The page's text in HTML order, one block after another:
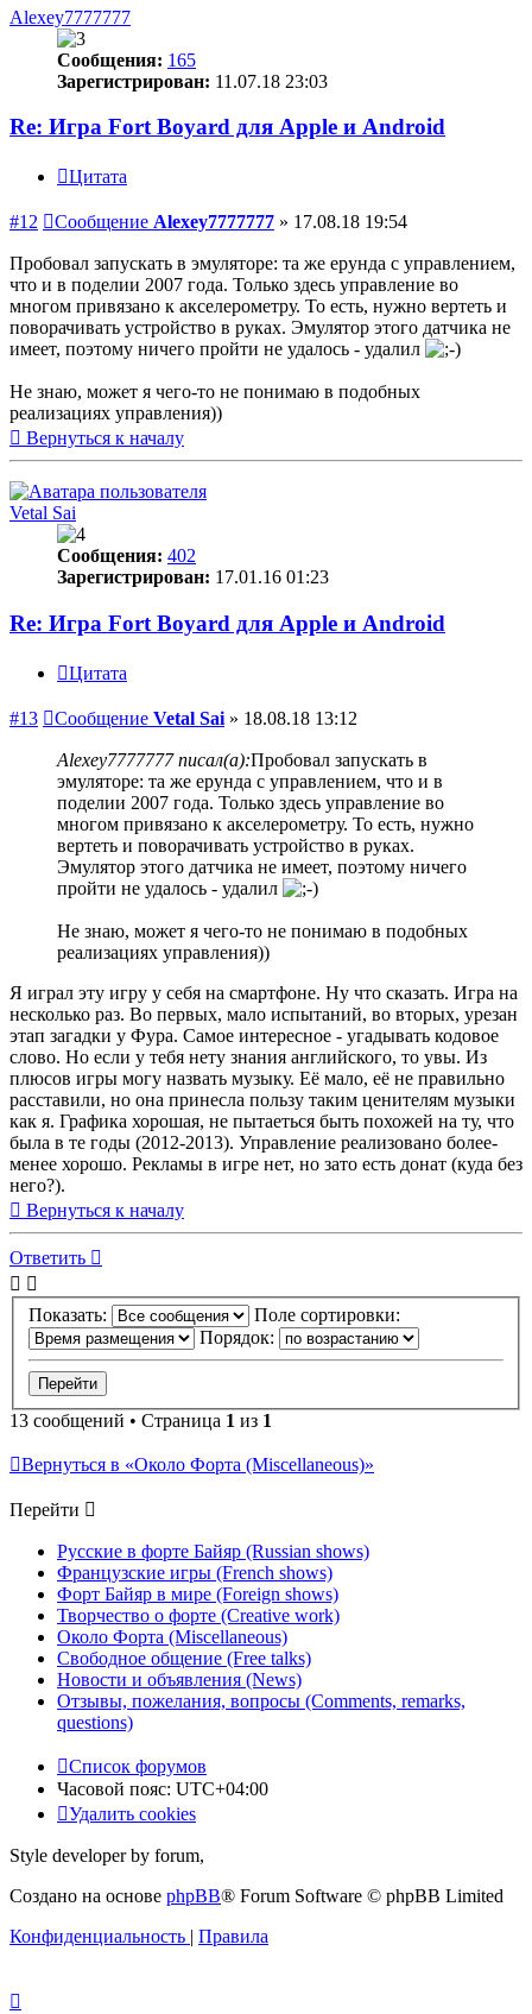
Alexey7777777
Сообщения: 165
Зарегистрирован: 11.07.18 23:03
Re: Игра Fort Boyard для Apple и Android
Цитата
#12 Сообщение Alexey7777777 » 17.08.18 19:54
Пробовал запускать в эмуляторе: та же ерунда с управлением,
что и в поделии 2007 года. Только здесь управление во
многом привязано к акселерометру. То есть, нужно вертеть и
поворачивать устройство в руках. Эмулятор этого датчика не
имеет, поэтому ничего пройти не удалось - удалил
Не знаю, может я чего-то не понимаю в подобных
реализациях управления))
Вернуться к началу
Vetal Sai
Сообщения: 402
Зарегистрирован: 17.01.16 01:23
Re: Игра Fort Boyard для Apple и Android
Цитата
#13 Сообщение Vetal Sai » 18.08.18 13:12
Alexey7777777 писал(а):Пробовал запускать в
эмуляторе: та же ерунда с управлением, что и в
поделии 2007 года. Только здесь управление во
многом привязано к акселерометру. То есть, нужно
вертеть и поворачивать устройство в руках.
Эмулятор этого датчика не имеет, поэтому ничего
пройти не удалось - удалил
Не знаю, может я чего-то не понимаю в подобных
реализациях управления))
Я играл эту игру у себя на смартфоне. Ну что сказать. Игра на
несколько раз. Во первых, мало испытаний, во вторых, урезан
этап загадки у Фура. Самое интересное - угадывать кодовое
слово. Но если у тебя нету знания английского, то увы. Из
плюсов игры могу назвать музыку. Её мало, её не правильно
расставили, но она принесла пользу таким ценителям музыки
как я. Графика хорошая, не пытаеться быть похожей на ту, что
была в те годы (2012-2013). Управление реализовано более-
менее хорошо. Рекламы в игре нет, но зато есть донат (куда без
него?).
Вернуться к началу
Ответить
Показать:
Поле сортировки:
Порядок:
13 сообщений • Страница 1 из 1
Вернуться в «Около Форта (Miscellaneous)»
Перейти
Русские в форте Байяр (Russian shows)
Французские игры (French shows)
Форт Байяр в мире (Foreign shows)
Творчество о форте (Creative work)
Около Форта (Miscellaneous)
Свободное общение (Free talks)
Новости и объявления (News)
Отзывы, пожелания, вопросы (Comments, remarks,
questions)
Список форумов
Часовой пояс: UTC+04:00
Удалить cookies
Style developer by forum,
Создано на основе phpBB® Forum Software © phpBB Limited
Конфиденциальность | Правила